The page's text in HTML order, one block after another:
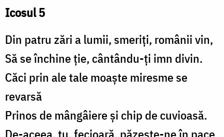
Icosul 5
Din patru zări a lumii, smeriți, românii vin,
Să se închine ție, cântându-ți imn divin.
Căci prin ale tale moaște miresme se
revarsă
Prinos de mângâiere și chip de cuvioasă.